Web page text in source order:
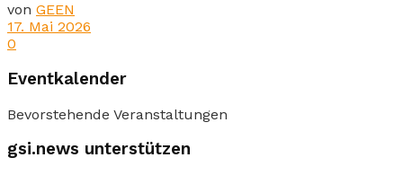
von GEEN
17. Mai 2026
0
Eventkalender
Bevorstehende Veranstaltungen
gsi.news unterstützen